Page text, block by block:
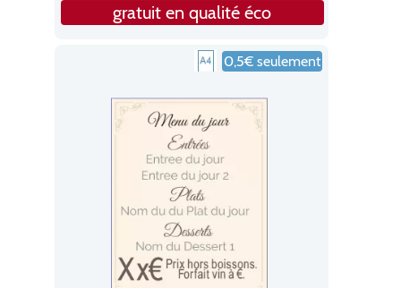
gratuit en qualité éco
0,5€ seulement